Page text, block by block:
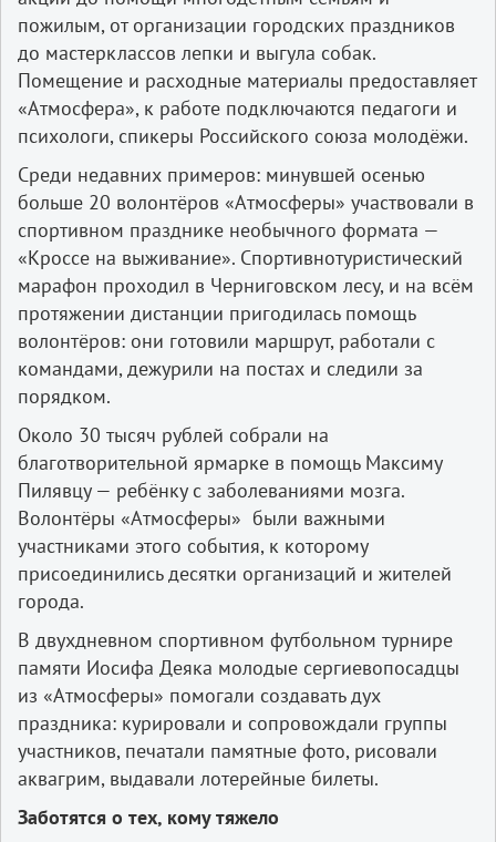
пожилым, от организации городских праздников
до мастер­классов лепки и выгула собак.
Помещение и расходные материалы предоставляет
«Атмосфера», к работе подключаются педагоги и
психологи, спикеры Российского союза молодёжи.
Среди недавних примеров: минувшей осенью
больше 20 волонтёров «Атмосферы» участвовали в
спортивном празднике необычного формата —
«Кроссе на выживание». Спортивно­туристический
марафон проходил в Черниговском лесу, и на всём
протяжении дистанции пригодилась помощь
волонтёров: они готовили маршрут, работали с
командами, дежурили на постах и следили за
порядком.
Около 30 тысяч рублей собрали на
благотворительной ярмарке в помощь Максиму
Пилявцу — ребёнку с заболеваниями мозга.
Волонтёры «Атмосферы» были важными
участниками этого события, к которому
присоединились десятки организаций и жителей
города.
В двухдневном спортивном футбольном турнире
памяти Иосифа Деяка молодые сергиевопосадцы
из «Атмосферы» помогали создавать дух
праздника: курировали и сопровождали группы
участников, печатали памятные фото, рисовали
аквагрим, выдавали лотерейные билеты.
Заботятся о тех, кому тяжело